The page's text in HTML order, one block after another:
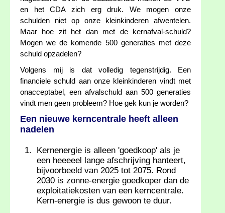
en het CDA zich erg druk. We mogen onze
schulden niet op onze kleinkinderen afwentelen.
Maar hoe zit het dan met de kernafval-schuld?
Mogen we de komende 500 generaties met deze
schuld opzadelen?
Volgens mij is dat volledig tegenstrijdig. Een
financiele schuld aan onze kleinkinderen vindt met
onacceptabel, een afvalschuld aan 500 generaties
vindt men geen probleem? Hoe gek kun je worden?
Een nieuwe kerncentrale heeft alleen
nadelen
Kernenergie is alleen 'goedkoop' als je
een heeeeel lange afschrijving hanteert,
bijvoorbeeld van 2025 tot 2075. Rond
2030 is zonne-energie goedkoper dan de
exploitatiekosten van een kerncentrale.
Kern-energie is dus gewoon te duur.